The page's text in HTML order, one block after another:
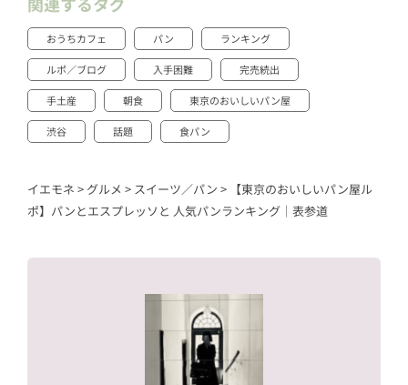
おうちカフェ パン ランキング
ルポ／ブログ 入手困難 完売続出
手土産 朝食 東京のおいしいパン屋
渋谷 話題 食パン
イエモネ > グルメ > スイーツ／パン > 【東京のおいしいパン屋ル
ポ】パンとエスプレッソと 人気パンランキング｜表参道